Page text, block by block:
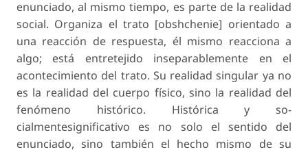
enunciado, al mismo tiempo, es parte de la realidad
social. Organiza el trato [obshchenie] orientado a
una reacción de respuesta, él mismo reacciona a
algo; está entretejido inseparablemente en el
acontecimiento del trato. Su realidad singular ya no
es la realidad del cuerpo físico, sino la realidad del
fenómeno histórico. Histórica y so-
cialmentesignificativo es no solo el sentido del
enunciado, sino también el hecho mismo de su